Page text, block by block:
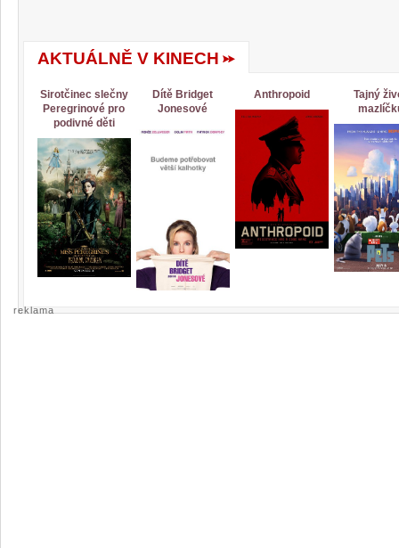
AKTUÁLNĚ V KINECH
Sirotčinec slečny
Peregrinové pro
podivné děti
Dítě Bridget
Jonesové
Anthropoid
Tajný
reklama